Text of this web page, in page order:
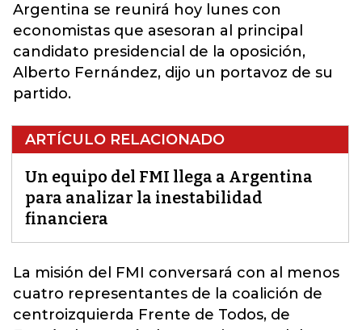
Argentina se reunirá hoy lunes con
economistas que asesoran al principal
candidato presidencial de la oposición,
Alberto Fernández, dijo un portavoz de su
partido.
ARTÍCULO RELACIONADO
Un equipo del FMI llega a Argentina
para analizar la inestabilidad
financiera
La misión del FMI conversará con al menos
cuatro representantes de la coalición de
centroizquierda Frente de Todos, de